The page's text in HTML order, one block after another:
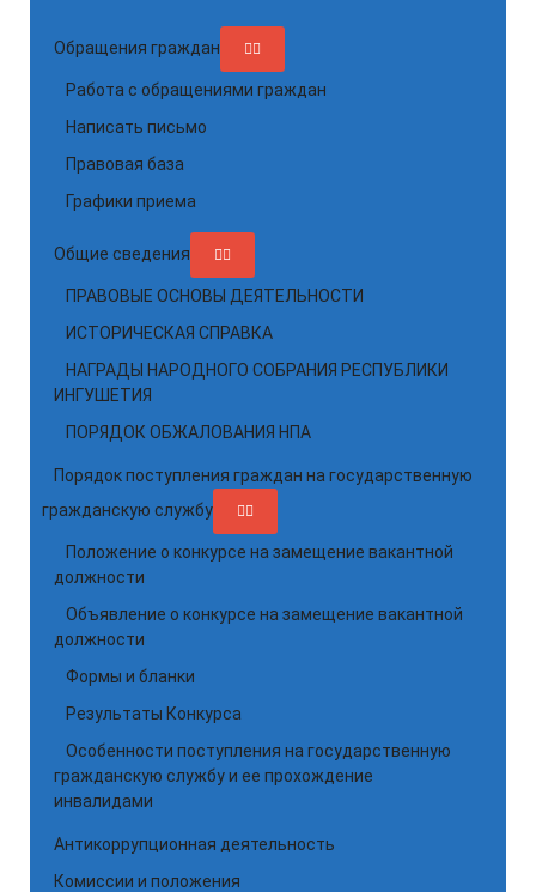
Обращения граждан
Работа с обращениями граждан
Написать письмо
Правовая база
Графики приема
Общие сведения
ПРАВОВЫЕ ОСНОВЫ ДЕЯТЕЛЬНОСТИ
ИСТОРИЧЕСКАЯ СПРАВКА
НАГРАДЫ НАРОДНОГО СОБРАНИЯ РЕСПУБЛИКИ
ИНГУШЕТИЯ
ПОРЯДОК ОБЖАЛОВАНИЯ НПА
Порядок поступления граждан на государственную
гражданскую службу
Положение о конкурсе на замещение вакантной
должности
Объявление о конкурсе на замещение вакантной
должности
Формы и бланки
Результаты Конкурса
Особенности поступления на государственную
гражданскую службу и ее прохождение
инвалидами
Антикоррупционная деятельность
Комиссии и положения